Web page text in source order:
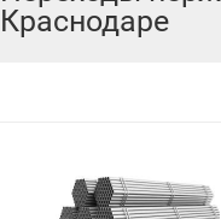
Краснодаре